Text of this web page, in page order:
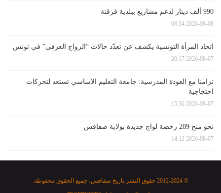
990 ألف دينار لدعم مشاريع ببلدية قرقنة
2026-08-08 08:34
اتحاد المرأة التونسية يكشف عن تعدّد حالات “الزواج العرفي” في تونس
2026-08-07 20:17
تزامنا مع العودة المدرسية: جامعة التعليم الاساسي تستعد لتحركات
احتجاجية
2026-08-07 15:36
نحو منح 289 رخصة لواج جديدة بولاية صفاقس
2026-08-07 14:12
© 2012-2024 حقوق النشر تاريخ صفاقس، جميع الحقوق محفوظة.